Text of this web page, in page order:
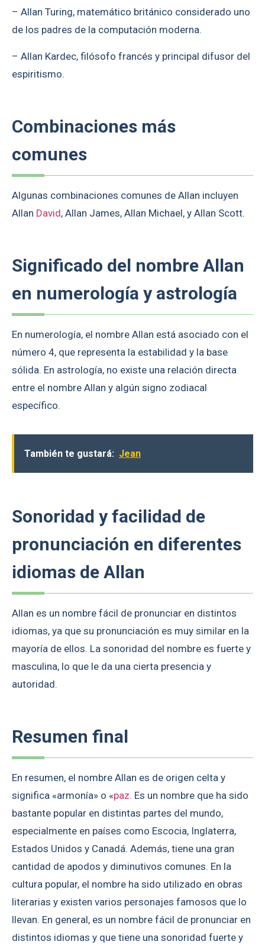
– Allan Turing, matemático británico considerado uno
de los padres de la computación moderna.
– Allan Kardec, filósofo francés y principal difusor del
espiritismo.
Combinaciones más
comunes
Algunas combinaciones comunes de Allan incluyen
Allan David, Allan James, Allan Michael, y Allan Scott.
Significado del nombre Allan
en numerología y astrología
En numerología, el nombre Allan está asociado con el
número 4, que representa la estabilidad y la base
sólida. En astrología, no existe una relación directa
entre el nombre Allan y algún signo zodiacal
específico.
También te gustará: Jean
Sonoridad y facilidad de
pronunciación en diferentes
idiomas de Allan
Allan es un nombre fácil de pronunciar en distintos
idiomas, ya que su pronunciación es muy similar en la
mayoría de ellos. La sonoridad del nombre es fuerte y
masculina, lo que le da una cierta presencia y
autoridad.
Resumen final
En resumen, el nombre Allan es de origen celta y
significa «armonía» o «paz. Es un nombre que ha sido
bastante popular en distintas partes del mundo,
especialmente en países como Escocia, Inglaterra,
Estados Unidos y Canadá. Además, tiene una gran
cantidad de apodos y diminutivos comunes. En la
cultura popular, el nombre ha sido utilizado en obras
literarias y existen varios personajes famosos que lo
llevan. En general, es un nombre fácil de pronunciar en
distintos idiomas y que tiene una sonoridad fuerte y